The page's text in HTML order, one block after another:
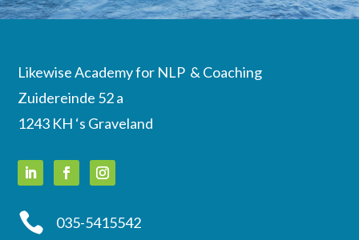
Likewise Academy for NLP & Coaching
Zuidereinde 52 a
1243 KH ‘s Graveland
 035-5415542